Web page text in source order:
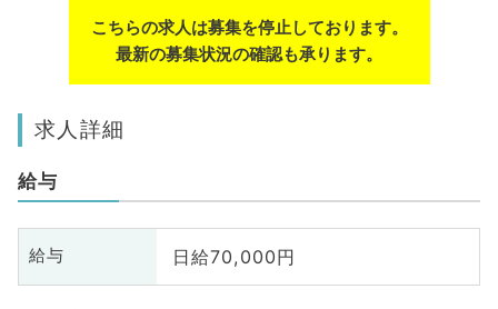
こちらの求人は募集を停止しております。
最新の募集状況の確認も承ります。
求人詳細
給与
給与 日給70,000円